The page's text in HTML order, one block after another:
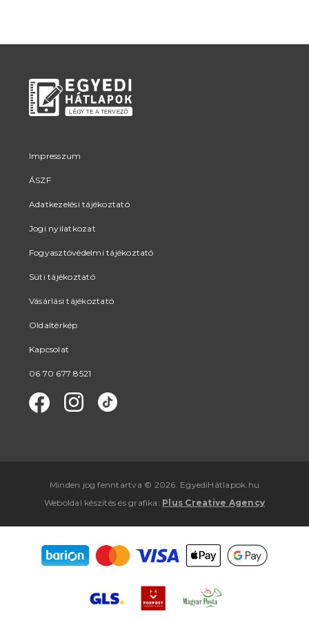
Impresszum
ÁSZF
Adatkezelési tájékoztató
Jogi nyilatkozat
Fogyasztóvédelmi tájékoztató
Süti tájékoztató
Vásárlási tájékoztató
Oldaltérkép
Kapcsolat
06 70 677 8521
Minden jog fenntartva © 2026. EgyediHátlapok.hu
Weboldal készítés ésgrafika : Plus Creative Agency